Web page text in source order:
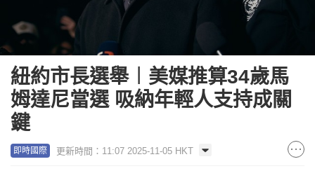
紐約市長選舉︱美媒推算34歲馬
姆達尼當選 吸納年輕人支持成關
鍵
即時國際 更新時間：11:07 2025-11-05 HKT